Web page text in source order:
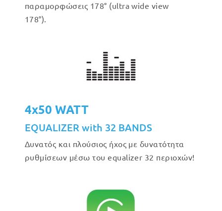
παραμορφώσεις 178° (ultra wide view
178°).
4x50 WATT
EQUALIZER with 32 BANDS
Δυνατός και πλούσιος ήχος με δυνατότητα
ρυθμίσεων μέσω του equalizer 32 περιοχών!